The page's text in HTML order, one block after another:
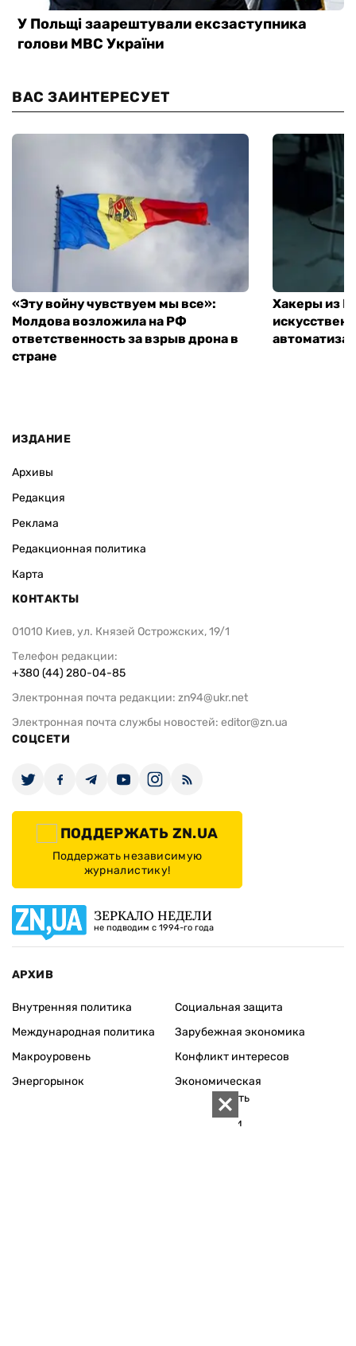
ВАС ЗАИНТЕРЕСУЕТ
«Эту войну чувствуем мы все»:
Молдова возложила на РФ
ответственность за взрыв дрона в
стране
Хакеры из
ИЗДАНИЕ
Архивы
Редакция
Реклама
Редакционная политика
Карта
КОНТАКТЫ
01010 Киев, ул. Князей Острожских, 19/1
Телефон редакции:
+380 (44) 280-04-85
Электронная почта редакции: zn94@ukr.net
Электронная почта службы новостей: editor@zn.ua
СОЦСЕТИ
ПОДДЕРЖАТЬ ZN.UA
Поддержать независимую
журналистику!
ЗЕРКАЛО НЕДЕЛИ
не подводим с 1994-го года
АРХИВ
Внутренняя политика
Международная политика
Макроуровень
Энергорынок
Социальная защита
Зарубежная экономика
Конфликт интересов
Экономическая
безопасность
Персоналии